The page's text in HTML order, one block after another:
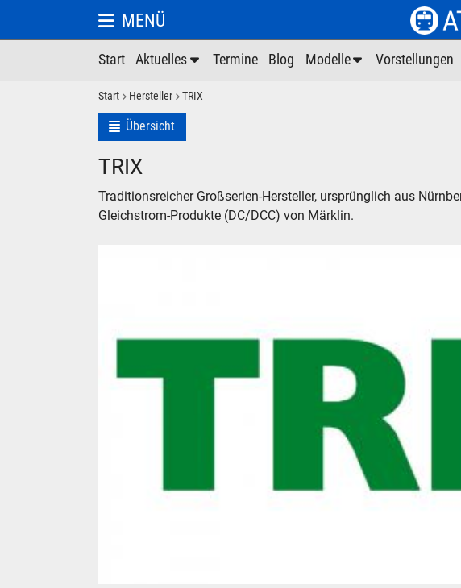
Start Aktuelles Termine Blog Modelle Vorstellungen
MENÜ
Start Hersteller TRIX
Übersicht
TRIX
Traditionsreicher Großserien-Hersteller, ursprünglich aus
Gleichstrom-Produkte (DC/DCC) von Märklin.